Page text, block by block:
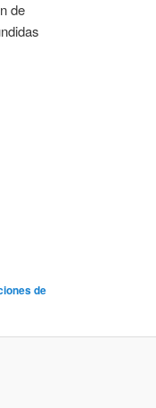
de
de